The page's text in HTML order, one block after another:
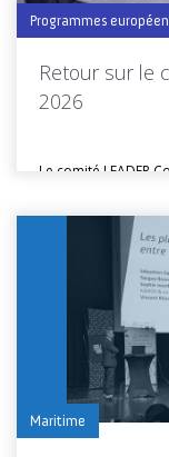
Programmes
Retour sur le
2026
Le comité LEADER
Toutes les
Maritime